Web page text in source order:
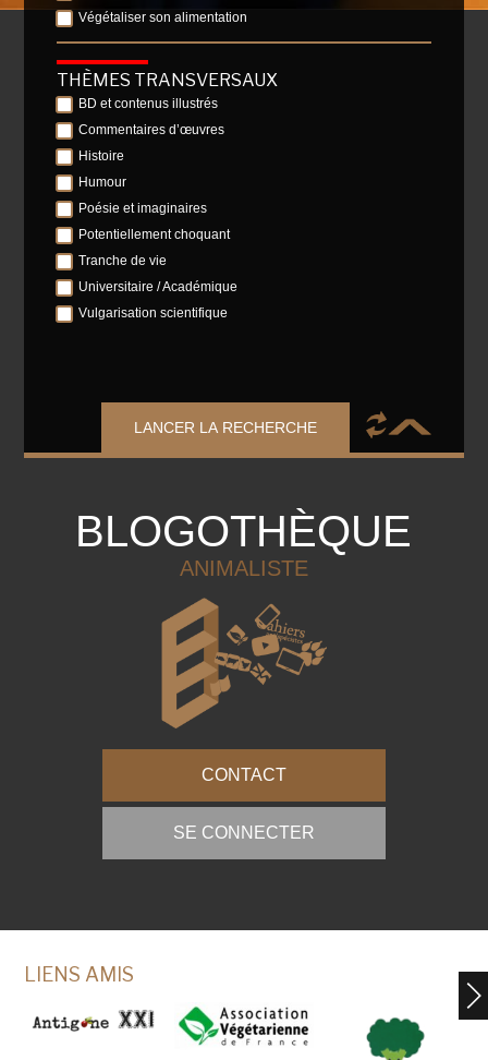
Végétaliser son alimentation
THÈMES TRANSVERSAUX
BD et contenus illustrés
Commentaires d’œuvres
Histoire
Humour
Poésie et imaginaires
Potentiellement choquant
Tranche de vie
Universitaire / Académique
Vulgarisation scientifique
LANCER LA RECHERCHE
BLOGOTHÈQUE
ANIMALISTE
CONTACT
SE CONNECTER
LIENS AMIS